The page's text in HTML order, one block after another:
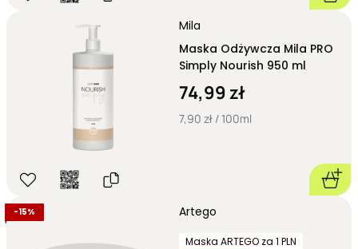
Mila
Maska Odżywcza Mila PRO
Simply Nourish 950 ml
74,99 zł
7,90 zł / 100ml
-15% Artego
Maska ARTEGO za 1 PLN